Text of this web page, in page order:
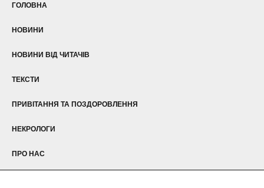
ГОЛОВНА
НОВИНИ
НОВИНИ ВІД ЧИТАЧІВ
ТЕКСТИ
ПРИВІТАННЯ ТА ПОЗДОРОВЛЕННЯ
НЕКРОЛОГИ
ПРО НАС